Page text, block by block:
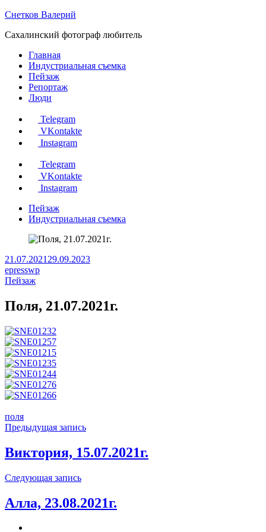
Перейти
содержанию
Снетков Валерий
Сахалинский фотограф любитель
Главная
Индустриальная съемка
Пейзаж
Репортаж
Люди
Telegram
VKontakte
Instagram
Telegram
VKontakte
Instagram
Пейзаж
Индустриальная съемка
21.07.2021 29.09.2023
epresswp
Пейзаж
Поля, 21.07.2021г.
поля
Навигация
по
записям
Предыдущая запись
Виктория, 15.07.2021г.
Предыдущая
Следующая запись
Алла, 23.08.2021г.
Следующая